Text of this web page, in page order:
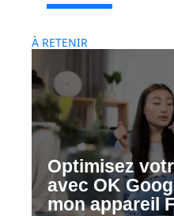
À RETENIR
Optimisez
avec OK
mon appareil